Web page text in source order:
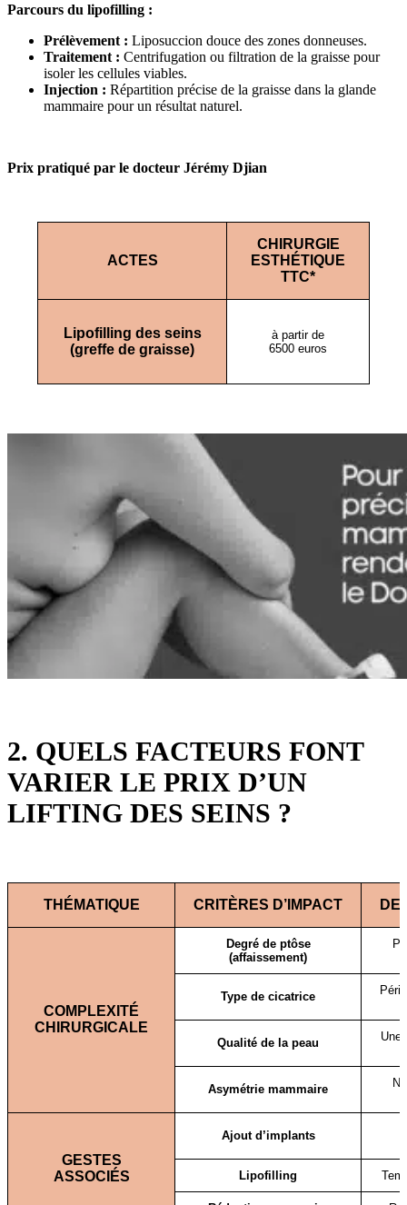
Parcours du lipofilling :
Prélèvement : Liposuccion douce des zones donneuses.
Traitement : Centrifugation ou filtration de la graisse pour
isoler les cellules viables.
Injection : Répartition précise de la graisse dans la glande
mammaire pour un résultat naturel.
Prix pratiqué par le docteur Jérémy Djian
ACTES
CHIRURGIE
ESTHÉTIQUE
TTC*
Lipofilling des seins
(greffe de graisse)
à partir de
6500 euros
2. QUELS FACTEURS FONT
VARIER LE PRIX D’UN
LIFTING DES SEINS ?
THÉMATIQUE CRITÈRES D’IMPACT
COMPLEXITÉ
CHIRURGICALE
Degré de ptôse
(affaissement)
Type de cicatrice
Qualité de la peau Une
Asymétrie mammaire
GESTES
ASSOCIÉS
Ajout d’implants
Lipofilling